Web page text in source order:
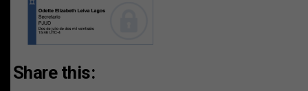
Share this: